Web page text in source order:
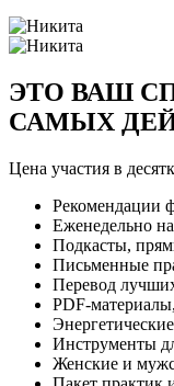
ЭТО ВАШ
САМЫХ
Цена участия в
Рекомендации
Еженедельно
Подкасты,
Письменные
Перевод
PDF-
Инструменты
Женские и